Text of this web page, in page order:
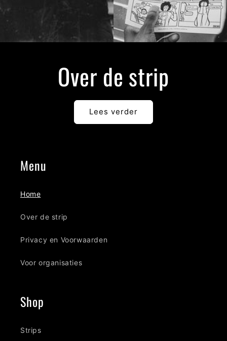
Over de strip
Lees verder
Menu
Home
Over de strip
Privacy en Voorwaarden
Voor organisaties
Shop
Strips